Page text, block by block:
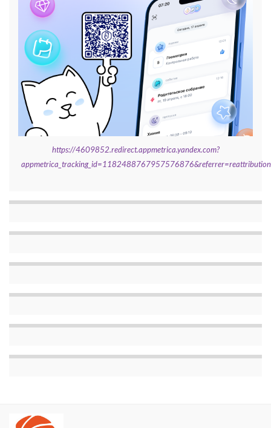
https://4609852.redirect.appmetrica.yandex.com?